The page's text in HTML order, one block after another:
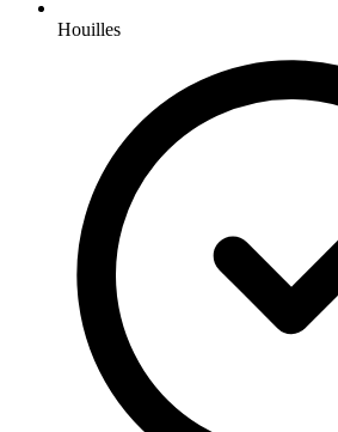
Houilles